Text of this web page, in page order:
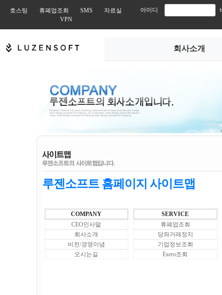
호스팅 휴폐업조회 SMS
자료실
VPN
아이디
회사소개
루젠소프트 홈페이지 사이트맵
COMPANY
CEO인사말
회사소개
비전/경영이념
오시는길
SERVICE
휴폐업조회
당좌거래정지
기업정보조회
Esero조회